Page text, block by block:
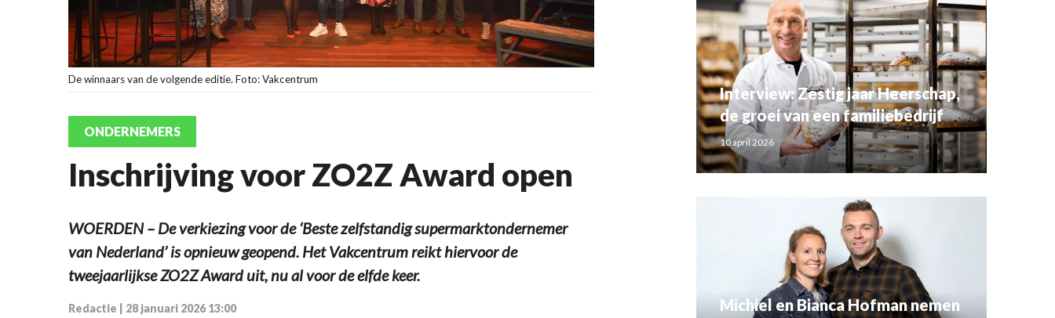
De winnaars van de volgende editie. Foto: Vakcentrum
ONDERNEMERS
Inschrijving voor ZO2Z Award open
WOERDEN – De verkiezing voor de ‘Beste zelfstandig supermarktondernemer
van Nederland’ is opnieuw geopend. Het Vakcentrum reikt hiervoor de
tweejaarlijkse ZO2Z Award uit, nu al voor de elfde keer.
Redactie 28 januari 2026 13:00
Interview: Zestig jaar Heerschap,
de groei van een familiebedrijf
10 april 2026
Michiel en Bianca Hofman nemen